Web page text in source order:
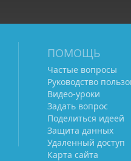
ПОМОЩЬ
Частые вопросы
Руководство
Видео-уроки
Задать вопрос
Поделиться идеей
Защита данных
Удаленный доступ
Карта сайта